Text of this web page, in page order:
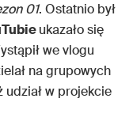
01. Ostatnio był
ukazało się
we vlogu
na grupowych
udział w projekcie